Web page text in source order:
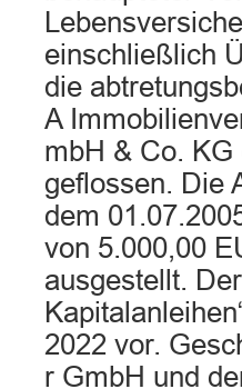
einschließlich
die
A
mbH & Co.
geflossen. Die
dem
von 5.000,00
ausgestellt.
2022 vor.
r GmbH und